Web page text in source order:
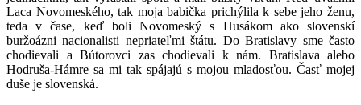
Laca Novomeského, tak moja babička prichýlila k sebe jeho ženu,
teda v čase, keď boli Novomeský s Husákom ako slovenskí
buržoázni nacionalisti nepriateľmi štátu. Do Bratislavy sme často
chodievali a Bútorovci zas chodievali k nám. Bratislava alebo
Hodruša-Hámre sa mi tak spájajú s mojou mladosťou. Časť mojej
duše je slovenská.